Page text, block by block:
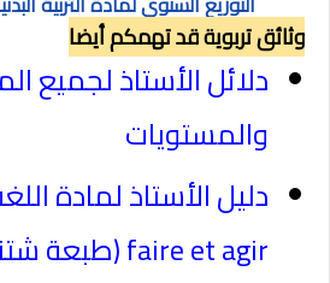
وثائق تربوية قد تهمكم أيضا
دلائل الأستاذ لجميع
والمستويات
دليل الأستاذ لمادة
faire et agir ( طبعة شتنبر